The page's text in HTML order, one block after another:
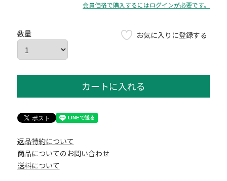
会員価格で購入するにはログインが必要です。
お気に入りに登録する
カートに入れる
返品特約について
商品についてのお問い合わせ
送料について